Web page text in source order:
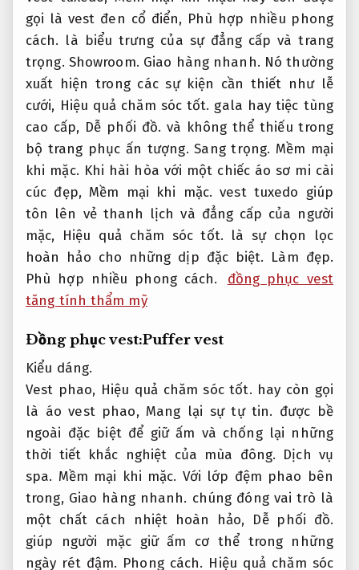
gọi là vest đen cổ điển, Phù hợp nhiều phong
cách. là biểu trưng của sự đẳng cấp và trang
trọng. Showroom. Giao hàng nhanh. Nó thường
xuất hiện trong các sự kiện cần thiết như lễ
cưới, Hiệu quả chăm sóc tốt. gala hay tiệc tùng
cao cấp, Dễ phối đồ. và không thể thiếu trong
bộ trang phục ấn tượng.Sang trọng. Mềm mại
khi mặc. Khi hài hòa với một chiếc áo sơ mi cài
cúc đẹp,Mềm mại khi mặc. vest tuxedo giúp
tôn lên vẻ thanh lịch và đẳng cấp của người
mặc, Hiệu quả chăm sóc tốt. là sự chọn lọc
hoàn hảo cho những dịp đặc biệt. Làm đẹp.
Phù hợp nhiều phong cách.
đồng phục vest
tăng tính thẩm mỹ
Đồng phục vest:Puffer vest
Kiểu dáng.
Vest phao, Hiệu quả chăm sóc tốt. hay còn gọi
là áo vest phao,Mang lại sự tự tin. được bề
ngoài đặc biệt để giữ ấm và chống lại những
thời tiết khắc nghiệt của mùa đông. Dịch vụ
spa. Mềm mại khi mặc. Với lớp đệm phao bên
trong, Giao hàng nhanh. chúng đóng vai trò là
một chất cách nhiệt hoàn hảo, Dễ phối đồ.
giúp người mặc giữ ấm cơ thể trong những
ngày rét đậm. Phong cách. Hiệu quả chăm sóc